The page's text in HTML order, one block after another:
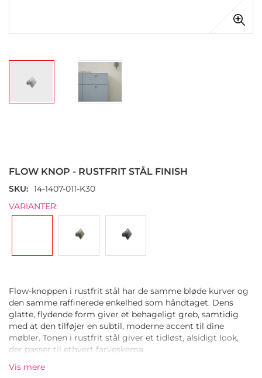
af
billedgalleriet
FLOW KNOP - RUSTFRIT STÅL FINISH
SKU
14-1407-011-K30
VARIANTER:
Flow-knoppen i rustfrit stål har de samme bløde kurver og
den samme raffinerede enkelhed som håndtaget. Dens
glatte, flydende form giver et behageligt greb, samtidig
med at den tilføjer en subtil, moderne accent til dine
møbler. Tonen i rustfrit stål giver et tidløst, alsidigt look,
der passer til ethvert farveskema.
Knoppen er fremstillet af zinklegering og kombinerer
Vis mere